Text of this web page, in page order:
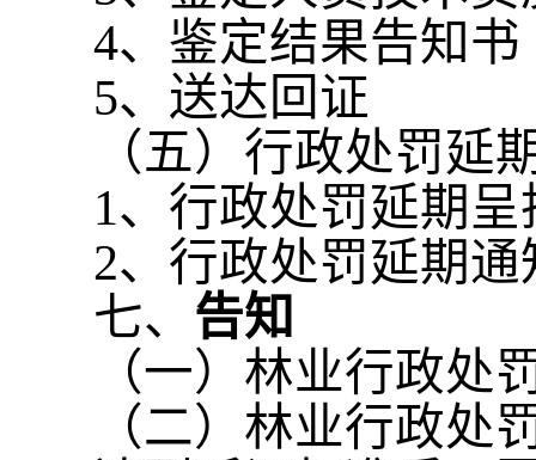
4、鉴定结果告知书
5、送达回证
（五）行政处罚延
1、行政处罚延期呈
2、行政处罚延期通
七、 告知
（一）林业行政处
（二）林业行政处